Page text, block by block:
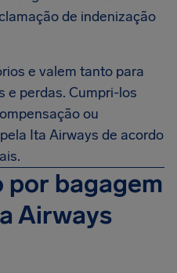
de indenização
e valem tanto para
e perdas. Cumpri-los
ou
Ita Airways de acordo
por bagagem
Airways